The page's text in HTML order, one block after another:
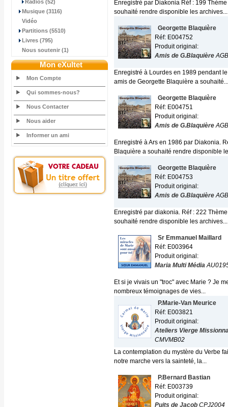
Radios (52)
Musique (3116)
Vidéo
Partitions (5510)
Livres (795)
Nous soutenir (1)
Mon eXultet
Mon Compte
Qui sommes-nous?
Nous Contacter
Nous aider
Informer un ami
Enregistré par Diakonia Réf : 199
souhaité rendre disponible les archives...
Georgette Blaquière
Réf: E004752
Produit original:
Amis de G.BlaquièreAGB
Enregistré à Lourdes en 1989 pendant
amis de Georgette Blaquière a souhaité...
Georgette Blaquière
Réf: E004751
Produit original:
Amis de G.BlaquièreAGB
Enregistré à Ars en 1986 par Diakonia.
Blaquière a souhaité rendre disponible
Georgette Blaquière
Réf: E004753
Produit original:
Amis de G.BlaquièreAGB
Enregistré par diakonia. Réf : 222
souhaité rendre disponible les archives...
Sr Emmanuel Maillard
Réf: E003964
Produit original:
Maria Multi Média
Et si je vivais un "troc" avec Marie ? Je
nombreux témoignages de vies...
P.Marie-Van Meurice
Réf: E003821
Produit original:
Ateliers Vierge
CMVMB02
La contemplation du mystère du Verbe
notre marche vers la sainteté, la...
P.Bernard Bastian
Réf: E003739
Produit original:
Puits de Jacob CPJ2004